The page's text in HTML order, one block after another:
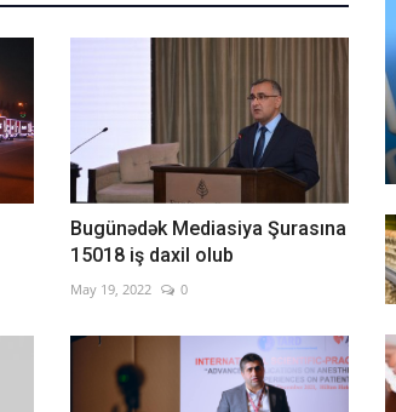
Bugünədək Mediasiya Şurasına
15018 iş daxil olub
May 19, 2022 0